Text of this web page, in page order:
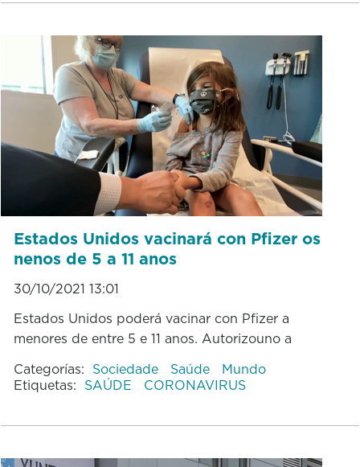
Estados Unidos vacinará con Pfizer os
nenos de 5 a 11 anos
30/10/2021 13:01
Estados Unidos poderá vacinar con Pfizer a
menores de entre 5 e 11 anos. Autorizouno a
Categorías: Sociedade Saúde
Mundo
Etiquetas: SAÚDE CORONAVIRUS